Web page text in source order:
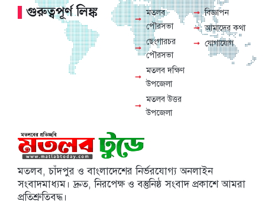
মতলব, চাঁদপুর ও বাংলাদেশের নির্ভরযোগ্য অনলাইন
সংবাদমাধ্যম। দ্রুত, নিরপেক্ষ ও বস্তুনিষ্ঠ সংবাদ প্রকাশে আমরা
প্রতিশ্রুতিবদ্ধ।
গুরুত্বপূর্ণ লিঙ্ক
মতলব
পৌরসভা
ছেংগারচর
পৌরসভা
মতলব দক্ষিণ
উপজেলা
মতলব উত্তর
উপজেলা
বিজ্ঞাপন
আমাদের কথা
যোগাযোগ